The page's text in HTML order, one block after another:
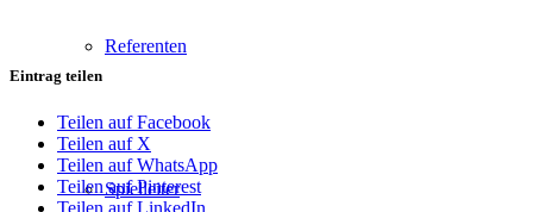
Referenten
Spielleiter
Eintrag teilen
Teilen auf Facebook
Teilen auf X
Teilen auf WhatsApp
Teilen auf Pinterest